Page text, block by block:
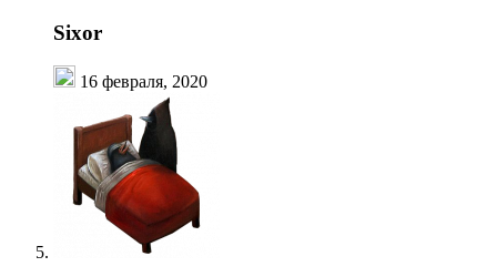
Sixor
16 февраля, 2020